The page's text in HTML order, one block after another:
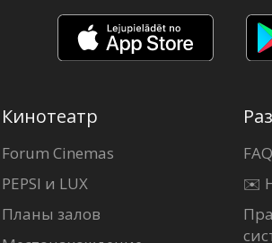
Кинотеатр
Forum Cinemas
PEPSI и LUX
Планы залов
FAQ
✉️